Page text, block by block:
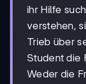
ihr Hilfe
verstehen,
Trieb über
Student die
Weder die